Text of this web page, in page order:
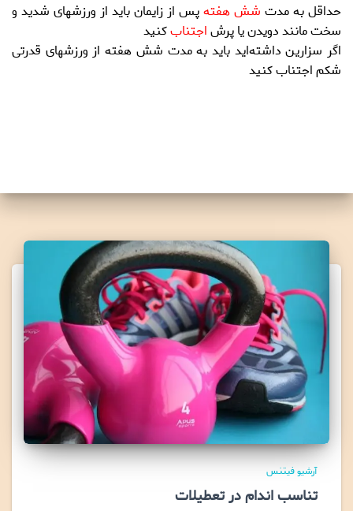
حداقل به مدت شش هفتهپس از زایمان باید از ورزشهای شدید و
سخت مانند دویدن یا پرشاجتنابكنید
اگر سزارینداشته‌اید باید به مدت شش هفته از ورزشهای قدرتی
شكم اجتناب كنید
آرشیو فیتنس
تناسب اندام در تعطیلات